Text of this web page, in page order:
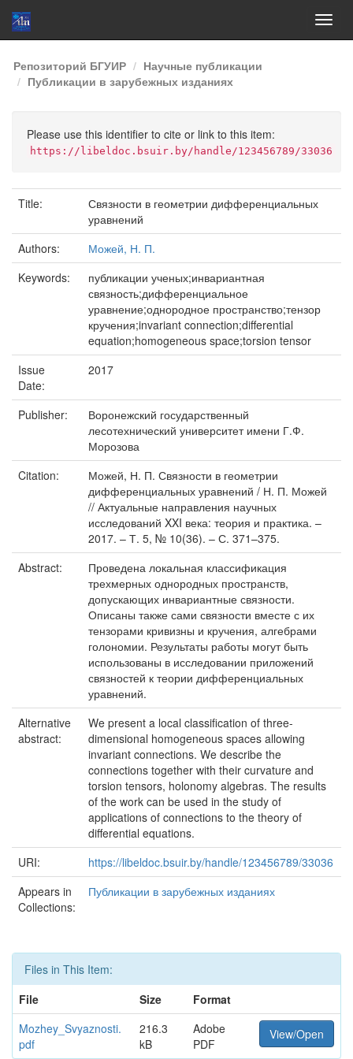
Skip
navigation
Репозиторий БГУИР
Научные публикации
Публикации в зарубежных изданиях
Please use this identifier to cite or link to this item:
https://libeldoc.bsuir.by/handle/123456789/33036
Title:
Связности в геометрии дифференциальных
уравнений
Authors:
Можей, Н. П.
Keywords:
публикации ученых;инвариантная
связность;дифференциальное
уравнение;однородное пространство;тензор
кручения;invariant connection;differential
equation;homogeneous space;torsion tensor
Issue
Date:
2017
Publisher:
Воронежский государственный
лесотехнический университет имени Г.Ф.
Морозова
Citation:
Можей, Н. П. Связности в геометрии
дифференциальных уравнений / Н. П. Можей
// Актуальные направления научных
исследований XXI века: теория и практика. –
2017. – Т. 5, № 10(36). – С. 371–375.
Abstract:
Проведена локальная классификация
трехмерных однородных пространств,
допускающих инвариантные связности.
Описаны также сами связности вместе с их
тензорами кривизны и кручения, алгебрами
голономии. Результаты работы могут быть
использованы в исследовании приложений
связностей к теории дифференциальных
уравнений.
Alternative
abstract:
We present a local classification of three-
dimensional homogeneous spaces allowing
invariant connections. We describe the
connections together with their curvature and
torsion tensors, holonomy algebras. The results
of the work can be used in the study of
applications of connections to the theory of
differential equations.
URI:
https://libeldoc.bsuir.by/handle/123456789/33036
Appears in
Collections:
Публикации в зарубежных изданиях
Files in This Item:
File
Size
Format
Mozhey_Svyaznosti.
pdf
216.3
kB
Adobe
PDF
View/Open